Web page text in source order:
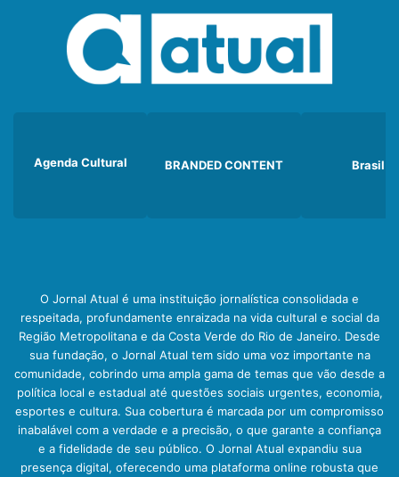
Agenda Cultural BRANDED CONTENT Brasil
O Jornal Atual é uma instituição jornalística consolidada e
respeitada, profundamente enraizada na vida cultural e social da
Região Metropolitana e da Costa Verde do Rio de Janeiro. Desde
sua fundação, o Jornal Atual tem sido uma voz importante na
comunidade, cobrindo uma ampla gama de temas que vão desde a
política local e estadual até questões sociais urgentes, economia,
esportes e cultura. Sua cobertura é marcada por um compromisso
inabalável com a verdade e a precisão, o que garante a confiança
e a fidelidade de seu público. O Jornal Atual expandiu sua
presença digital, oferecendo uma plataforma online robusta que